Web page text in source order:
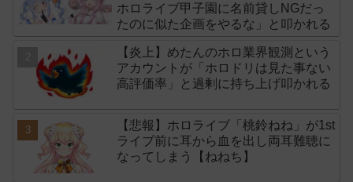
ホロライブ甲子園に名前貸しNGだっ
たのに似た企画をやるな」と叩かれる
【炎上】めたんのホロ業界観測という
アカウントが「ホロドリは見た事ない
高評価率」と過剰に持ち上げ叩かれる
【悲報】ホロライブ「桃鈴ねね」が1st
ライブ前に耳から血を出し両耳難聴に
なってしまう【ねねち】